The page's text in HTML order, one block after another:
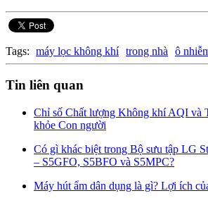
Tags: máy lọc không khí trong nhà ô
Tin liên quan
Chỉ số Chất lượng Không khí AQI và
khỏe Con người
Có gì khác biệt trong Bộ sưu tập LG
– S5GFO, S5BFO và S5MPC?
Máy hút ẩm dân dụng là gì? Lợi ích